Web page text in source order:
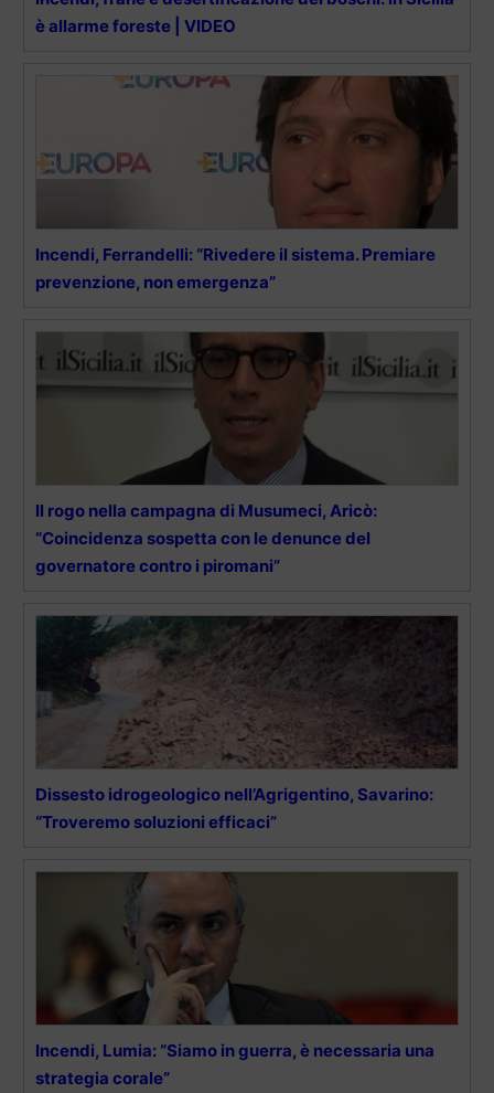
è allarme foreste | VIDEO
Incendi, Ferrandelli: “Rivedere il sistema. Premiare
prevenzione, non emergenza”
Il rogo nella campagna di Musumeci, Aricò:
“Coincidenza sospetta con le denunce del
governatore contro i piromani”
Dissesto idrogeologico nell’Agrigentino, Savarino:
“Troveremo soluzioni efficaci”
Incendi, Lumia: “Siamo in guerra, è necessaria una
strategia corale”